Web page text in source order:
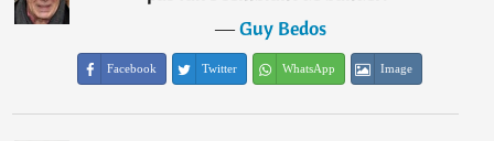
―Guy Bedos
Facebook Twitter WhatsApp Image